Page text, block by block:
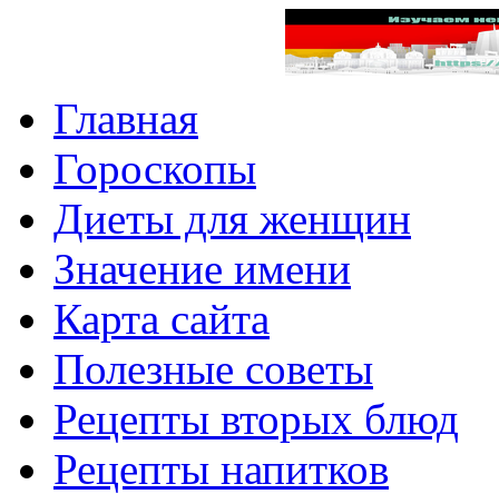
Главная
Гороскопы
Диеты для женщин
Значение имени
Карта сайта
Полезные советы
Рецепты вторых блюд
Рецепты напитков